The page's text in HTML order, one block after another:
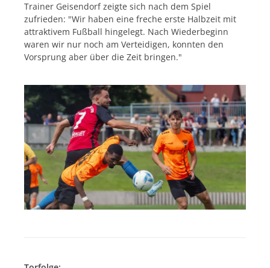
Trainer Geisendorf zeigte sich nach dem Spiel
zufrieden: "Wir haben eine freche erste Halbzeit mit
attraktivem Fußball hingelegt. Nach Wiederbeginn
waren wir nur noch am Verteidigen, konnten den
Vorsprung aber über die Zeit bringen."